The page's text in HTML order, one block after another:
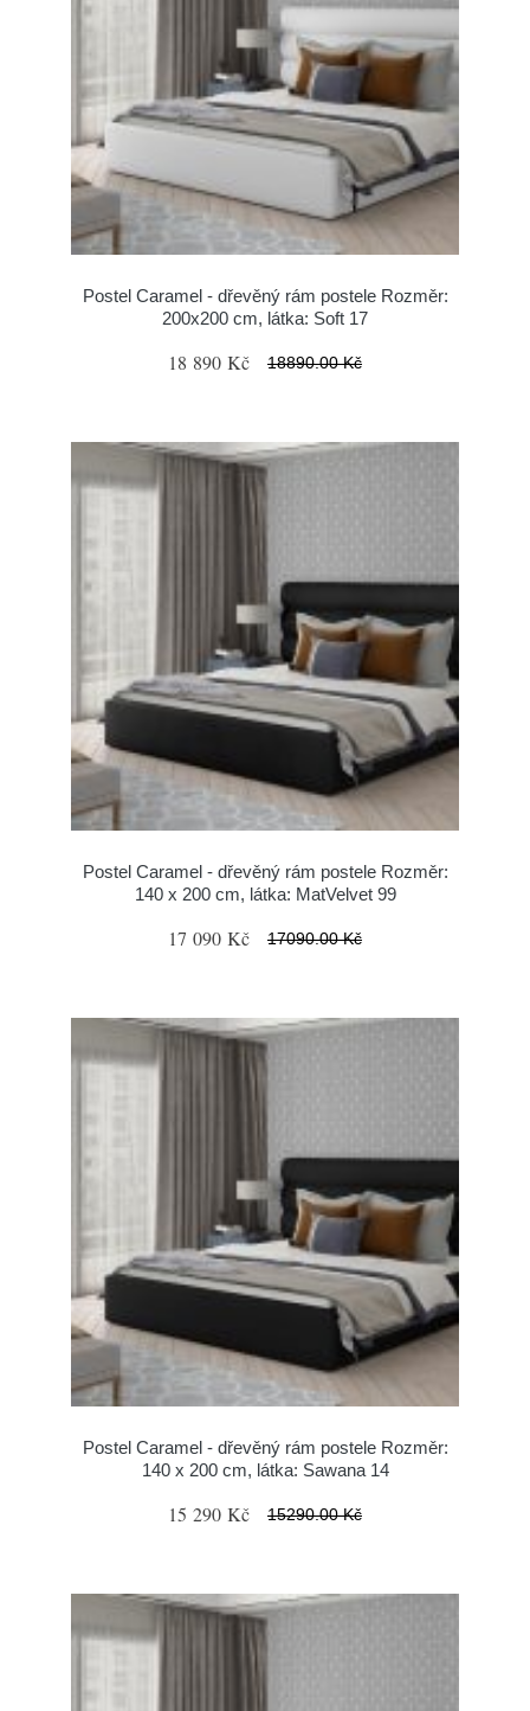
Postel Caramel - dřevěný rám postele Rozměr:
200x200 cm, látka: Soft 17
18 890 Kč 18890.00 Kč
Postel Caramel - dřevěný rám postele Rozměr:
140 x 200 cm, látka: MatVelvet 99
17 090 Kč 17090.00 Kč
Postel Caramel - dřevěný rám postele Rozměr:
140 x 200 cm, látka: Sawana 14
15 290 Kč 15290.00 Kč